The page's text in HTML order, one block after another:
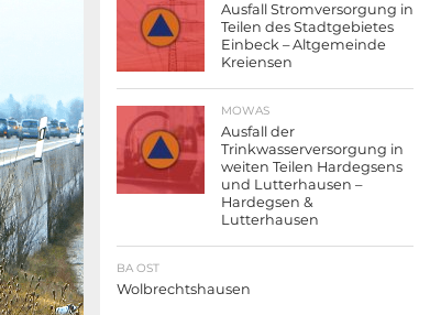
Ausfall Stromversorgung in
Teilen des Stadtgebietes
Einbeck – Altgemeinde
Kreiensen
MOWAS
Ausfall der
Trinkwasserversorgung in
weiten Teilen Hardegsens
und Lutterhausen –
Hardegsen &
Lutterhausen
BA OST
Wolbrechtshausen